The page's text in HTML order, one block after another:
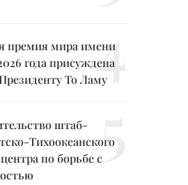
премия мира имени
года присуждена
То Ламу
штаб-
Тихоокеанского
по борьбе с